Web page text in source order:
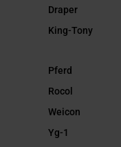
Draper
King-Tony
Pferd
Rocol
Weicon
Yg-1